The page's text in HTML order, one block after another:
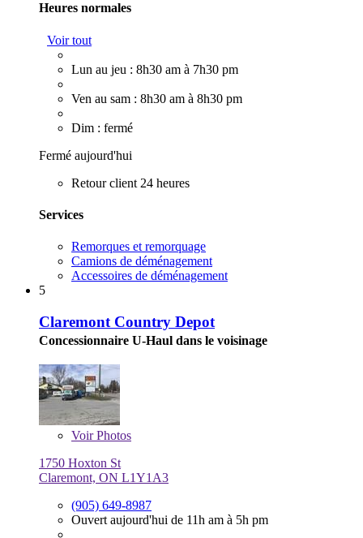
Heures normales
Voir tout
Lun au jeu : 8h30 am à 7h30 pm
Ven au sam : 8h30 am à 8h30 pm
Dim : fermé
Fermé aujourd'hui
Retour client 24 heures
Services
Remorques et remorquage
Camions de déménagement
Accessoires de déménagement
5
Claremont Country Depot
Concessionnaire U-Haul dans le voisinage
VoirPhotos
1750 Hoxton St
Claremont, ON L1Y1A3
(905) 649-8987
Ouvert aujourd'hui de 11h am à 5h pm